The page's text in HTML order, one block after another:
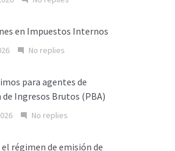
en Impuestos Internos
No replies
para agentes de
de Ingresos Brutos (PBA)
No replies
régimen de emisión de